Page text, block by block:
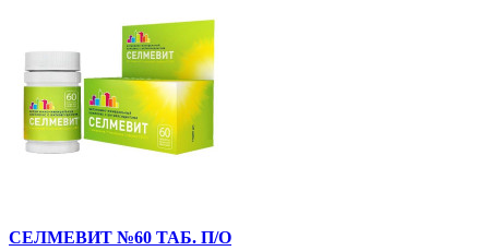
СЕЛМЕВИТ №60 ТАБ. П/О